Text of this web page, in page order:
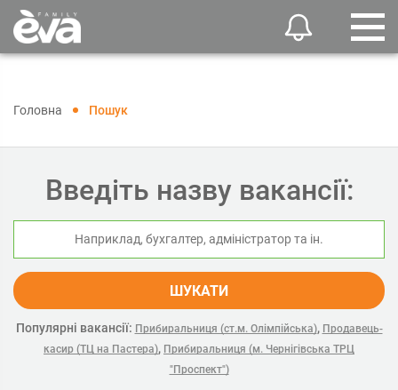
Головна Пошук
Введіть назву вакансії:
ШУКАТИ
Популярні вакансії: Прибиральниця (ст.м. Олімпійська), Продавець-
касир (ТЦ на Пастера), Прибиральниця (м. Чернігівська ТРЦ
"Проспект")